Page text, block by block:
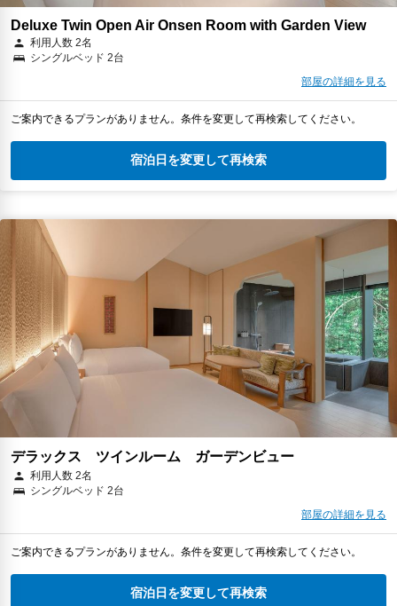
Deluxe Twin Open Air Onsen Room with Garden View
利用人数 2名
シングルベッド 2台
部屋の詳細を見る
ご案内できるプランがありません。条件を変更して再検索してください。
宿泊日を変更して再検索
デラックス ツインルーム ガーデンビュー
利用人数 2名
シングルベッド 2台
部屋の詳細を見る
ご案内できるプランがありません。条件を変更して再検索してください。
宿泊日を変更して再検索